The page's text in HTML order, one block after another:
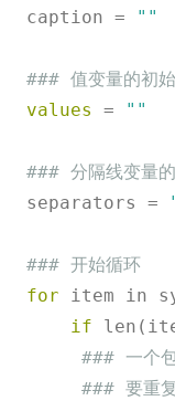
caption = ""
### 值变量的初
values
= ""
### 分隔线变量
separators =
### 开始循环
for item in
if
### 一个
### 要重